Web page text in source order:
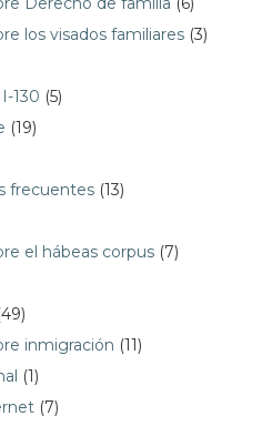
los visados familiares (3)
130 (5)
(19)
frecuentes (13)
el hábeas corpus (7)
inmigración (11)
(1)
(7)